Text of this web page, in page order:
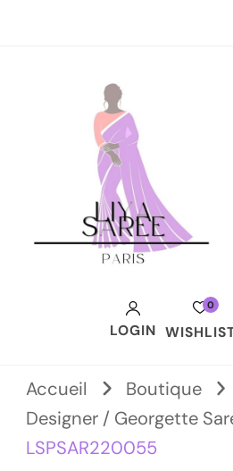
LOGIN
0
Votre panier
Accueil Boutique
Designer / Georgette
LSPSAR220055